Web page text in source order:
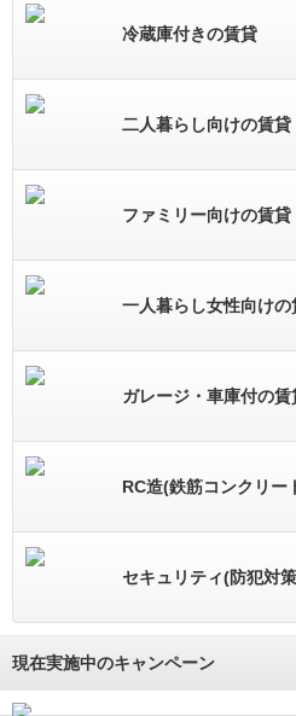
冷蔵庫付きの賃貸
二人暮らし向けの賃貸
ファミリー向けの賃貸
一人暮らし女性向けの
ガレージ・車庫付の賃
RC造(鉄筋コンクリー
セキュリティ(防犯対
現在実施中のキャンペーン